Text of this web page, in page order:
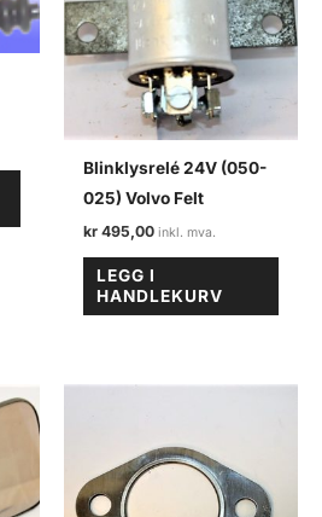
Blinklysrelé 24V (050-
025) Volvo Felt
kr 495,00
LEGG I
HANDLEKURV